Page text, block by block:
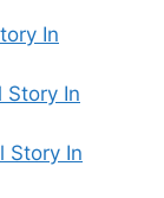
In
Story In
Story In